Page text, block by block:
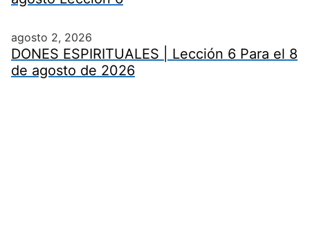
agosto 2, 2026
DONES ESPIRITUALES | Lección 6 Para el 8
de agosto de 2026